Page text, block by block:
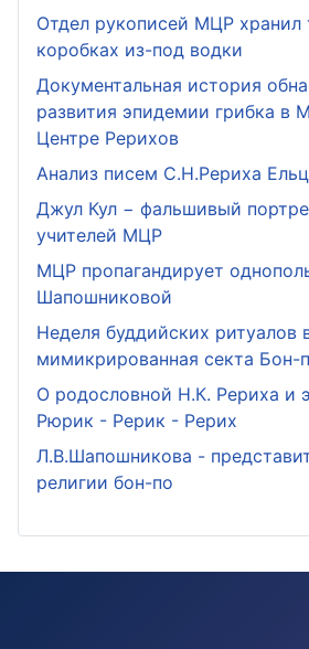
Отдел рукописей МЦР хранил
коробках из-под водки
Документальная история
развития эпидемии грибка в
Центре Рерихов
Анализ писем С.Н.Рериха
Джул Кул − фальшивый
учителей МЦР
МЦР пропагандирует
Шапошниковой
Неделя буддийских ритуалов
мимикрированная секта Бон-
О родословной Н.К. Рериха и
Рюрик - Рерик - Рерих
Л.В.Шапошникова -
религии бон-по